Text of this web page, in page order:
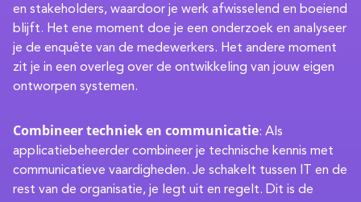
en stakeholders, waardoor je werk afwisselend en boeiend
blijft. Het ene moment doe je een onderzoek en analyseer
je de enquête van de medewerkers. Het andere moment
zit je in een overleg over de ontwikkeling van jouw eigen
ontworpen systemen.
Combineer techniek en communicatie: Als
applicatiebeheerder combineer je technische kennis met
communicatieve vaardigheden. Je schakelt tussen IT en de
rest van de organisatie, je legt uit en regelt. Dit is de